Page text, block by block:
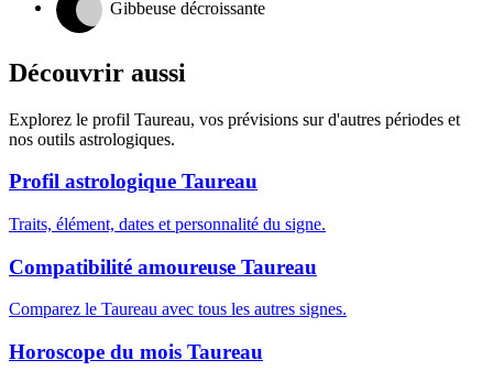
Gibbeuse décroissante
Découvrir aussi
Explorez le profil Taureau, vos prévisions sur d'autres périodes et
nos outils astrologiques.
Profil astrologique Taureau
Traits, élément, dates et personnalité du signe.
Compatibilité amoureuse Taureau
Comparez le Taureau avec tous les autres signes.
Horoscope du mois Taureau